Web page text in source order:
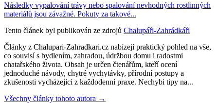
Následky vypalování trávy nebo spalování nevhodných rostlinných
materiálů jsou závažné. Pokuty za takové...
Tento článek byl publikován ze zdrojů Chalupáři-Zahrádkáři
Články z Chalupari-Zahradkari.cz nabízejí praktický pohled na vše,
co souvisí s bydlením, zahradou, údržbou domu i radostmi
chatařského života. Obsah je určen čtenářům, kteří ocení
jednoduché návody, chytré vychytávky, přírodní postupy a
zkušenosti vycházející z každodenní praxe. Nechybí tipy na...
Všechny články tohoto autora →